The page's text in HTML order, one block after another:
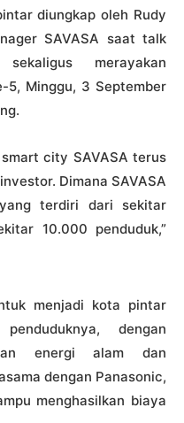
diungkap oleh Rudy
SAVASA saat talk
merayakan
5, Minggu, 3 September
city SAVASA terus
Dimana SAVASA
terdiri dari sekitar
10.000 penduduk,”
menjadi kota pintar
dengan
energi alam dan
dengan Panasonic,
menghasilkan biaya